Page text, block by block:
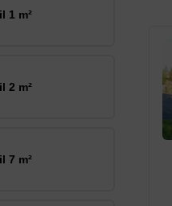
1 m²
2 m²
7 m²